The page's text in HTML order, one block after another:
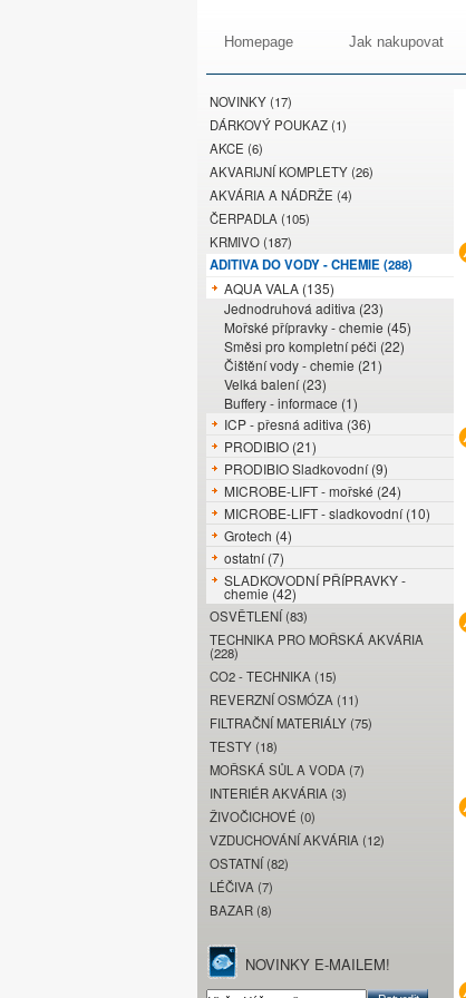
Homepage Jak nakupovat
NOVINKY (17)
DÁRKOVÝ POUKAZ (1)
AKCE (6)
AKVARIJNÍ KOMPLETY (26)
AKVÁRIA A NÁDRŽE (4)
ČERPADLA (105)
KRMIVO (187)
ADITIVA DO VODY - CHEMIE (288)
AQUA VALA (135)
Jednodruhová aditiva (23)
Mořské přípravky - chemie (45)
Směsi pro kompletní péči (22)
Čištění vody - chemie (21)
Velká balení (23)
Buffery - informace (1)
ICP - přesná aditiva (36)
PRODIBIO (21)
PRODIBIO Sladkovodní (9)
MICROBE-LIFT - mořské (24)
MICROBE-LIFT - sladkovodní (10)
Grotech (4)
ostatní (7)
SLADKOVODNÍ PŘÍPRAVKY -
chemie (42)
OSVĚTLENÍ (83)
TECHNIKA PRO MOŘSKÁ AKVÁRIA
(228)
CO2 - TECHNIKA (15)
REVERZNÍ OSMÓZA (11)
FILTRAČNÍ MATERIÁLY (75)
TESTY (18)
MOŘSKÁ SŮL A VODA (7)
INTERIÉR AKVÁRIA (3)
ŽIVOČICHOVÉ (0)
VZDUCHOVÁNÍ AKVÁRIA (12)
OSTATNÍ (82)
LÉČIVA (7)
BAZAR (8)
NOVINKY E-MAILEM!